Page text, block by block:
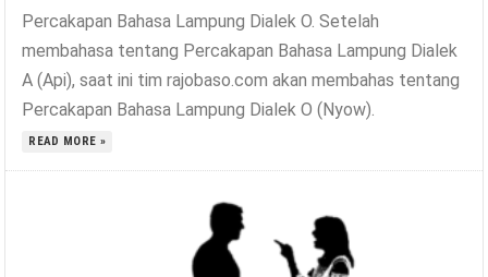
Percakapan Bahasa Lampung Dialek O. Setelah
membahasa tentang Percakapan Bahasa Lampung Dialek
A (Api), saat ini tim rajobaso.com akan membahas tentang
Percakapan Bahasa Lampung Dialek O (Nyow).
READ MORE »